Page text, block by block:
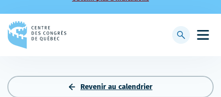
à
Afficher
recherche
Revenir au calendrier